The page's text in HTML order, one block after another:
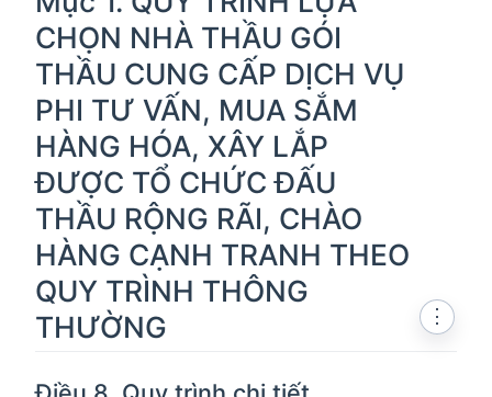
CHỌN NHÀ THẦU GÓI
THẦU CUNG CẤP DỊCH VỤ
PHI TƯ VẤN, MUA SẮM
HÀNG HÓA, XÂY LẮP
ĐƯỢC TỔ CHỨC ĐẤU
THẦU RỘNG RÃI, CHÀO
HÀNG CẠNH TRANH THEO
QUY TRÌNH THÔNG
THƯỜNG
⋮